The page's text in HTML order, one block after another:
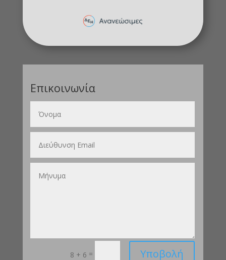
Επικοινωνία
8 + 6 = Υποβολή